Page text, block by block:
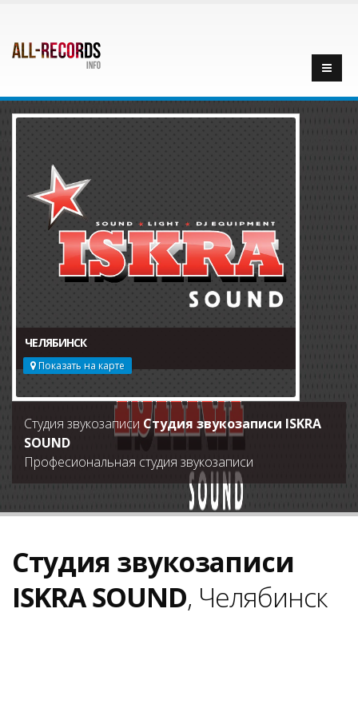
ЧЕЛЯБИНСК
Показать на карте
Студия звукозаписи Студия звукозаписи ISKRA
SOUND
Професиональная студия звукозаписи
Студия звукозаписи
ISKRA SOUND, Челябинск